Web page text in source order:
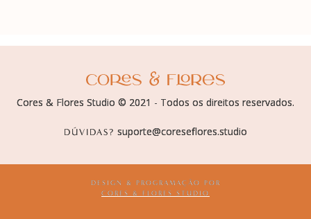
Cores & Flores Studio © 2021 - Todos os direitos reservados.
DÚVIDAS? suporte@coreseflores.studio
DESIGN & PROGRAMAÇÃO POR
CORES & FLORES STUDIO